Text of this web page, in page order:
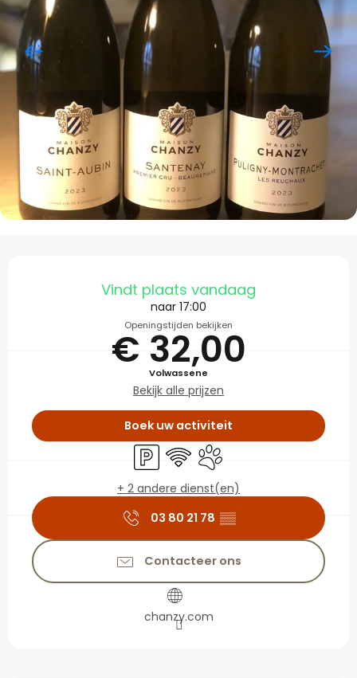
Openingstijden en
Vindt plaats vandaag
naar 17:00
Openingstijden bekijken
€ 32,00
Volwassene
Bekijk alle prijzen
Boek uw activiteit
Parkeerplaats
Wifi Dieren toegelaten
+ 2 andere dienst(en)
03 80 21 78 ▒▒
Contacteer ons
chanzy.com